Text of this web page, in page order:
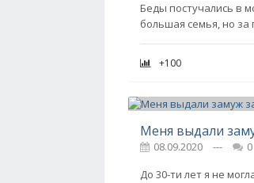
Беды постучались в
большая семья, но за
+100
Меня выдали
08.09.2020 ---
0
До 30-ти лет я не